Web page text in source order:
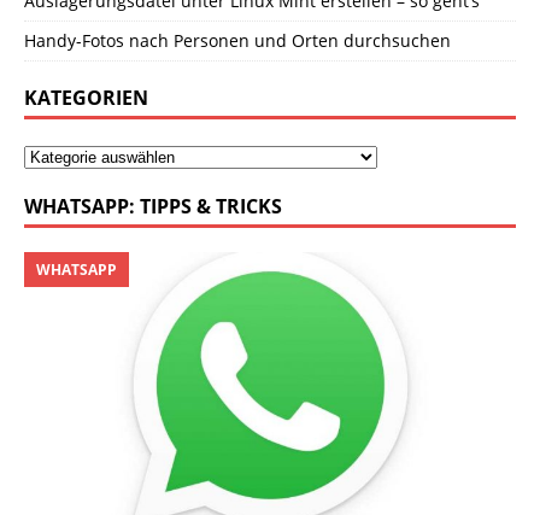
Handy-Fotos nach Personen und Orten durchsuchen
KATEGORIEN
WHATSAPP: TIPPS & TRICKS
WHATSAPP